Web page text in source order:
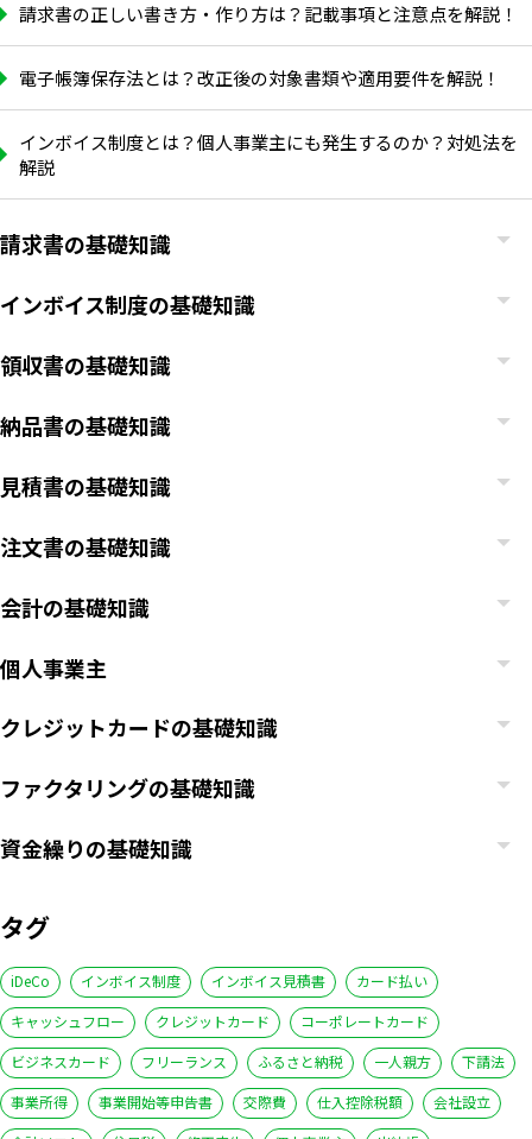
請求書の正しい書き方・作り方は？記載事項と注意点を解説！
電子帳簿保存法とは？改正後の対象書類や適用要件を解説！
インボイス制度とは？個人事業主にも発生するのか？対処法を
解説
請求書の基礎知識
インボイス制度の基礎知識
領収書の基礎知識
納品書の基礎知識
見積書の基礎知識
注文書の基礎知識
会計の基礎知識
個人事業主
クレジットカードの基礎知識
ファクタリングの基礎知識
資金繰りの基礎知識
タグ
iDeCo インボイス制度 インボイス見積書
カード払い
キャッシュフロー
クレジットカード
コーポレートカード
ビジネスカード
フリーランス ふるさと納税 一人親方
下請法
事業所得
事業開始等申告書 交際費 仕入控除税額
会社設立